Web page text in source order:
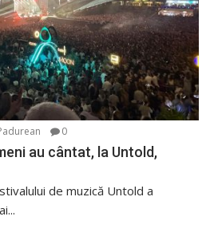
0
au cântat, la Untold,
de muzică Untold a